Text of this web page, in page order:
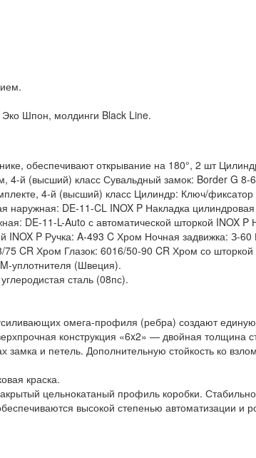
Шпон, молдинги Black Line.
обеспечивают открывание на 180°, 2 шт
4-й (высший) класс Сувальдный замок: Border G 8-
4-й (высший) класс Цилиндр: Ключ/
наружная: DE-11-CL INOX P Накладка
DE-11-L-Auto с автоматической шторкой INOX P
INOX P Ручка: A-493 C Хром Ночная задвижка: З-60
CR Хром Глазок: 6016/50-90 CR Хром со шторкой
уплотнителя (Швеция).
сталь (08пс).
омега-профиля (ребра) создают
конструкция «6x2» — двойная толщина
замка и петель. Дополнительную стойкость ко
краска.
цельнокатаный профиль коробки.
высокой степенью автоматизации и